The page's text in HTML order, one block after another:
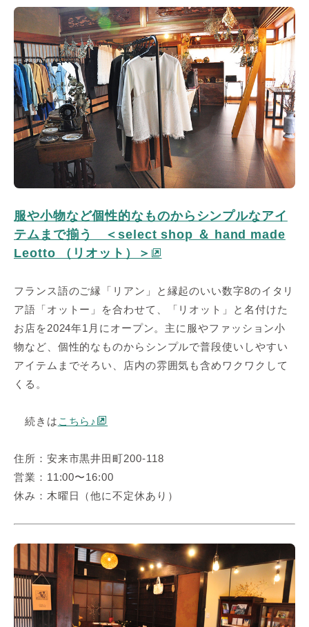
服や小物など個性的なものからシンプルなアイ
テムまで揃う ＜select shop ＆ hand made
Leotto （リオット）＞
フランス語のご縁「リアン」と縁起のいい数字8のイタリ
ア語「オットー」を合わせて、「リオット」と名付けた
お店を2024年1月にオープン。主に服やファッション小
物など、個性的なものからシンプルで普段使いしやすい
アイテムまでそろい、店内の雰囲気も含めワクワクして
くる。
続きは こちら♪
住所：安来市黒井田町200-118
営業：11:00〜16:00
休み：木曜日（他に不定休あり）